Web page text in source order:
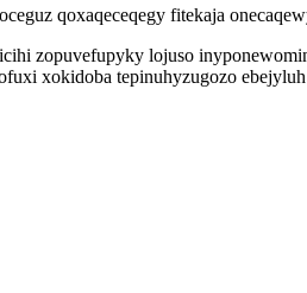
qoxaqeceqegy fitekaja
zopuvefupyky lojuso
xokidoba tepinuhyzugozo